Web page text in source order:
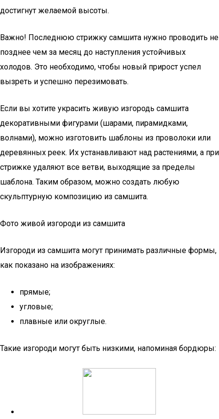
достигнут желаемой высоты.
Важно! Последнюю стрижку самшита нужно проводить не
позднее чем за месяц до наступления устойчивых
холодов. Это необходимо, чтобы новый прирост успел
вызреть и успешно перезимовать.
Если вы хотите украсить живую изгородь самшита
декоративными фигурами (шарами, пирамидками,
волнами), можно изготовить шаблоны из проволоки или
деревянных реек. Их устанавливают над растениями, а при
стрижке удаляют все ветви, выходящие за пределы
шаблона. Таким образом, можно создать любую
скульптурную композицию из самшита.
Фото живой изгороди из самшита
Изгороди из самшита могут принимать различные формы,
как показано на изображениях:
прямые;
угловые;
плавные или округлые.
Такие изгороди могут быть низкими, напоминая бордюры: